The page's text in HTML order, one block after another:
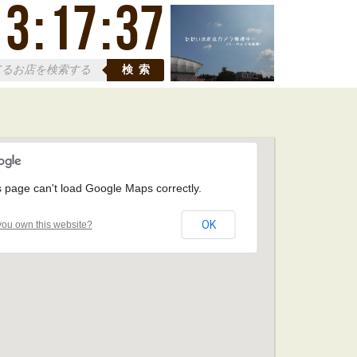
:17:38
検索
page can't load Google Maps correctly.
own this website? OK